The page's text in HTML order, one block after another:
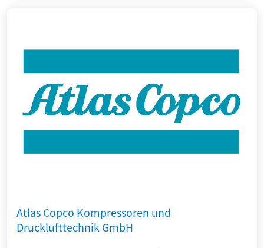
Atlas Copco Kompressoren und
Drucklufttechnik GmbH